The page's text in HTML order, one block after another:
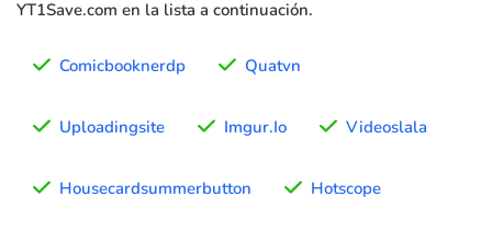
YT1Save.com en la lista a continuación.
Comicbooknerdp Quatvn
Uploadingsite Imgur.Io Videoslala
Housecardsummerbutton Hotscope